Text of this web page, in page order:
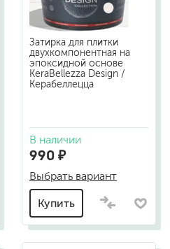
Затирка для плитки
двухкомпонентная на
эпоксидной основе
KeraBellezza Design /
Керабеллецца
В наличии
990 ₽
Выбрать вариант
Купить